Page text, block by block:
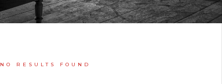
NO RESULTS FOUND